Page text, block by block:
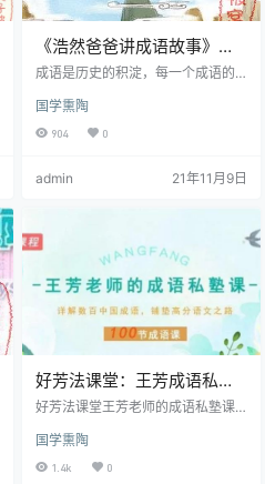
《浩然爸爸讲成语故事》
mp3音频 共101集
成语是历史的积淀，每一个成语的
中国传统文化的重要组成部分。小
朋友通过成语故事，可以了解历
养、促进想象力和语言发展都有极
子教育从业者，八零后爸爸 曾获中
国新闻奖、中国广播影视大奖
国学熏陶
904 0
admin 21年11月9日
好芳法课堂：王芳成语私塾
(100节完结)音频+电子书
好芳法课堂王芳老师的成语私塾课1
语这门课？ 成语是汉语所特有的、
几千年汉语言文化沉淀的结晶。可
国学熏陶
1.4k 0